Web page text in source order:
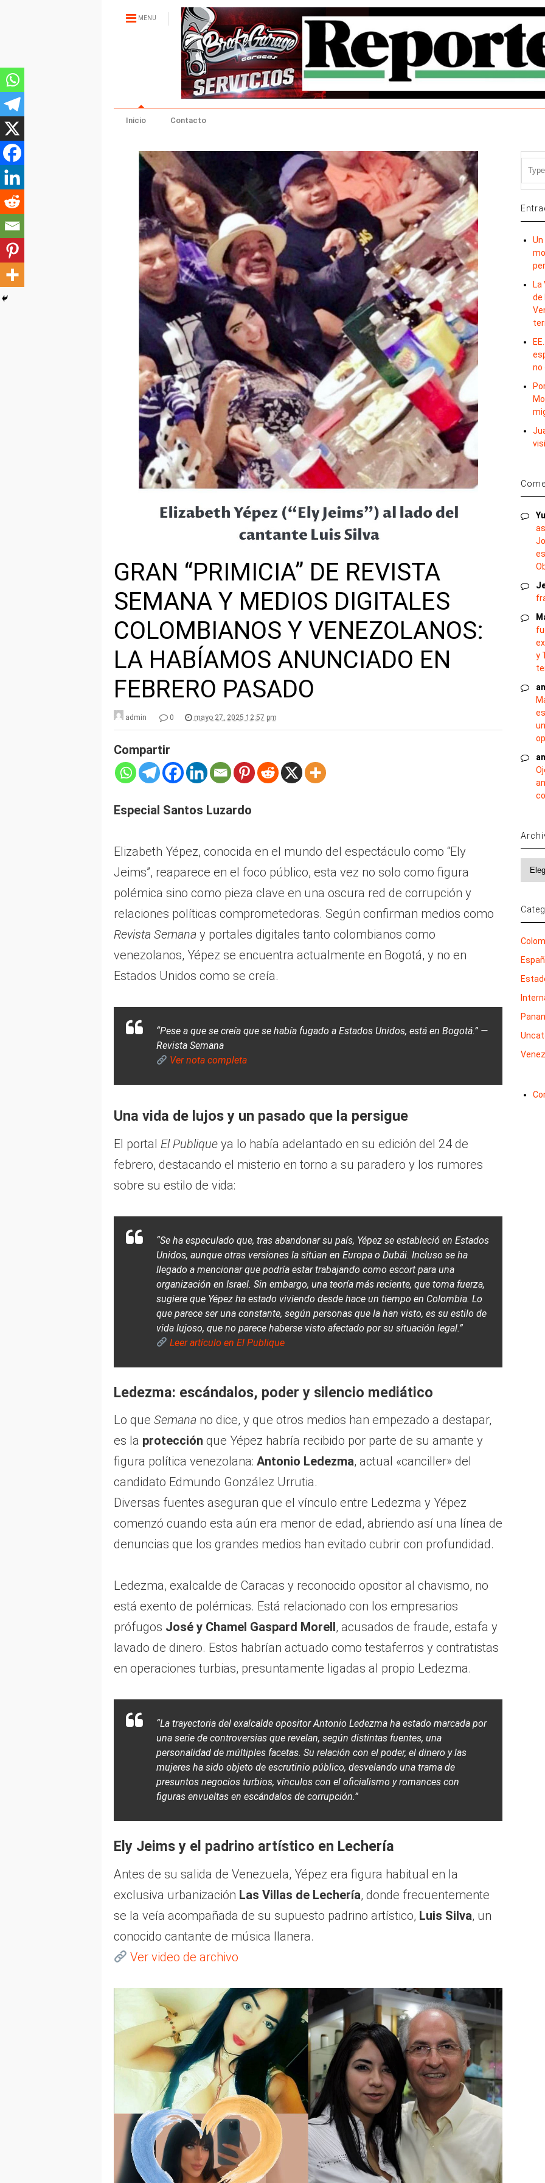
MENU
Inicio Contacto
GRAN “PRIMICIA” DE REVISTA
SEMANA Y MEDIOS DIGITALES
COLOMBIANOS Y VENEZOLANOS:
LA HABÍAMOS ANUNCIADO EN
FEBRERO PASADO
admin 0 mayo 27, 2025 12:57 pm
Compartir
Especial Santos Luzardo
Elizabeth Yépez, conocida en el mundo del espectáculo como “Ely
Jeims”, reaparece en el foco público, esta vez no solo como figura
polémica sino como pieza clave en una oscura red de corrupción y
relaciones políticas comprometedoras. Según confirman medios como
Revista Semana y portales digitales tanto colombianos como
venezolanos, Yépez se encuentra actualmente en Bogotá, y no en
Estados Unidos como se creía.
“Pese a que se creía que se había fugado a Estados Unidos, está en Bogotá.”—
Revista Semana
Ver nota completa
Una vida de lujos y un pasado que la persigue
El portal El Publiqueya lo había adelantado en su edición del 24 de
febrero, destacando el misterio en torno a su paradero y los rumores
sobre su estilo de vida:
“Se ha especulado que, tras abandonar su país, Yépez se estableció en Estados
Unidos, aunque otras versiones la sitúan en Europa o Dubái. Incluso se ha
llegado a mencionar que podría estar trabajando como escort para una
organización en Israel. Sin embargo, una teoría más reciente, que toma fuerza,
sugiere que Yépez ha estado viviendo desde hace un tiempo en Colombia. Lo
que parece ser una constante, según personas que la han visto, es su estilo de
vida lujoso, que no parece haberse visto afectado por su situación legal.”
Leer artículo en El Publique
Ledezma: escándalos, poder y silencio mediático
Lo que Semana no dice, y que otros medios han empezado a destapar,
es la protección que Yépez habría recibido por parte de su amante y
figura política venezolana: Antonio Ledezma, actual «canciller» del
candidato Edmundo González Urrutia.
Diversas fuentes aseguran que el vínculo entre Ledezma y Yépez
comenzó cuando esta aún era menor de edad, abriendo así una línea de
denuncias que los grandes medios han evitado cubrir con profundidad.
Ledezma, exalcalde de Caracas y reconocido opositor al chavismo, no
está exento de polémicas. Está relacionado con los empresarios
prófugos José y Chamel Gaspard Morell, acusados de fraude, estafa y
lavado de dinero. Estos habrían actuado como testaferros y contratistas
en operaciones turbias, presuntamente ligadas al propio Ledezma.
“La trayectoria del exalcalde opositor Antonio Ledezma ha estado marcada por
una serie de controversias que revelan, según distintas fuentes, una
personalidad de múltiples facetas. Su relación con el poder, el dinero y las
mujeres ha sido objeto de escrutinio público, desvelando una trama de
presuntos negocios turbios, vínculos con el oficialismo y romances con
figuras envueltas en escándalos de corrupción.”
Ely Jeims y el padrino artístico en Lechería
Antes de su salida de Venezuela, Yépez era figura habitual en la
exclusiva urbanización Las Villas de Lechería, donde frecuentemente
se la veía acompañada de su supuesto padrino artístico, Luis Silva, un
conocido cantante de música llanera.
Ver video de archivo
La
de
no
y